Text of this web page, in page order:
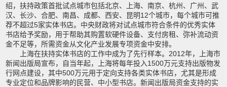
绍，扶持政策首批试点城市包括北京、上海、南京、杭州、广州、武
汉、长沙、合肥、南昌、成都、西安、昆明12个城市，每个城市可推
荐不超过5家实体书店。中央财政将对试点城市符合条件的优秀实体
书店给予奖励，用于帮助其购置软硬件设备、支付房租、弥补流动资
金不足等，所需资金从文化产业发展专项资金中安排。
上海在扶持实体书店的工作中成为了先行样本。2012年，上海市
新闻出版局宣布，自当年起，上海将每年投入1500万元支持出版物发
行网点建设，其中500万元用于定向支持各类实体书店，尤其是形成
专业定位和品牌影响的民营、中小型书店。新闻出版局资金支持的实